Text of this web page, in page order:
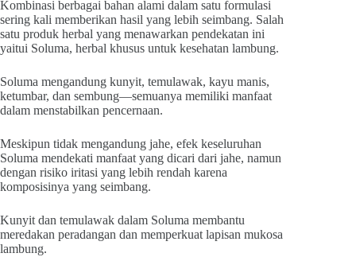
Kombinasi berbagai bahan alami dalam satu formulasi
sering kali memberikan hasil yang lebih seimbang. Salah
satu produk herbal yang menawarkan pendekatan ini
yaitui Soluma, herbal khusus untuk kesehatan lambung.
Soluma mengandung kunyit, temulawak, kayu manis,
ketumbar, dan sembung—semuanya memiliki manfaat
dalam menstabilkan pencernaan.
Meskipun tidak mengandung jahe, efek keseluruhan
Soluma mendekati manfaat yang dicari dari jahe, namun
dengan risiko iritasi yang lebih rendah karena
komposisinya yang seimbang.
Kunyit dan temulawak dalam Soluma membantu
meredakan peradangan dan memperkuat lapisan mukosa
lambung.